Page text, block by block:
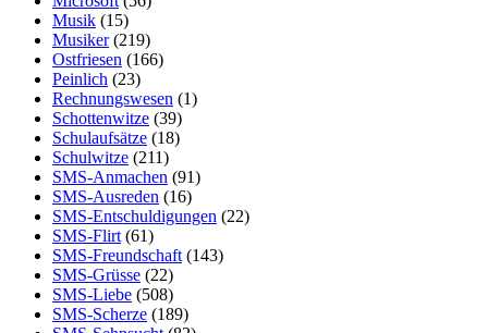
Musik (15)
Musiker(219)
Ostfriesen (166)
Peinlich (23)
Rechnungswesen (1)
Schottenwitze (39)
Schulaufsätze (18)
Schulwitze (211)
SMS-Anmachen (91)
SMS-Ausreden (16)
SMS-Entschuldigungen (22)
SMS-Flirt(61)
SMS-Freundschaft(143)
SMS-Grüsse (22)
SMS-Liebe (508)
SMS-Scherze (189)